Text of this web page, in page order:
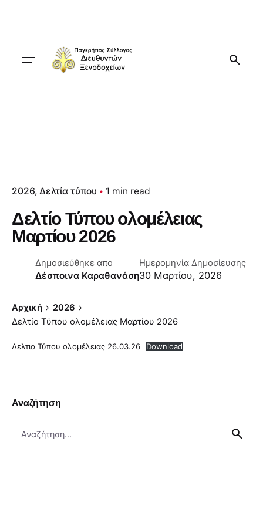
2026 Δελτία τύπου 1 min read
Δελτίο Τύπου ολομέλειας
Μαρτίου 2026
Δημοσιεύθηκε απο
Δέσποινα Καραθανάση
Ημερομηνία Δημοσίευσης
30 Μαρτίου, 2026
Αρχική
2026
Δελτίο Τύπου ολομέλειας Μαρτίου 2026
Δελτιο Τύπου ολομέλειας 26.03.26 Download
Αναζήτηση
for